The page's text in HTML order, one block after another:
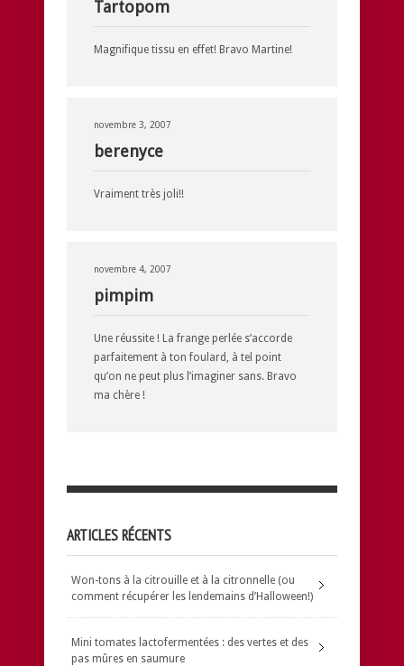
Tartopom
Magnifique tissu en effet! Bravo Martine!
novembre 3, 2007
berenyce
Vraiment très joli!!
novembre 4, 2007
pimpim
Une réussite ! La frange perlée s’accorde
parfaitement à ton foulard, à tel point
qu’on ne peut plus l’imaginer sans. Bravo
ma chère !
ARTICLES RÉCENTS
Won-tons à la citrouille et à la citronnelle (ou
comment récupérer les lendemains d’Halloween!)
Mini tomates lactofermentées : des vertes et des
pas mûres en saumure